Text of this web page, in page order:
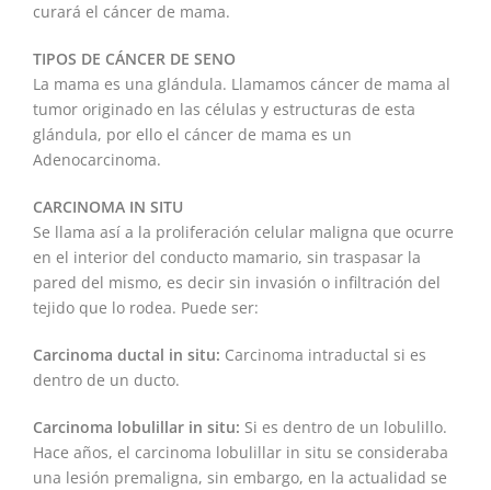
curará el cáncer de mama.
TIPOS DE CÁNCER DE SENO
La mama es una glándula. Llamamos cáncer de mama al
tumor originado en las células y estructuras de esta
glándula, por ello el cáncer de mama es un
Adenocarcinoma.
CARCINOMA IN SITU
Se llama así a la proliferación celular maligna que ocurre
en el interior del conducto mamario, sin traspasar la
pared del mismo, es decir sin invasión o infiltración del
tejido que lo rodea. Puede ser:
Carcinoma ductal in situ: Carcinoma intraductal si es
dentro de un ducto.
Carcinoma lobulillar in situ: Si es dentro de un lobulillo.
Hace años, el carcinoma lobulillar in situ se consideraba
una lesión premaligna, sin embargo, en la actualidad se